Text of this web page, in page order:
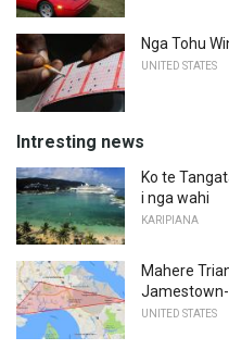
Nga Tohu
UNITED STATES
Intresting news
Ko te
i nga wahi
KARIPIANA
Mahere
UNITED STATES